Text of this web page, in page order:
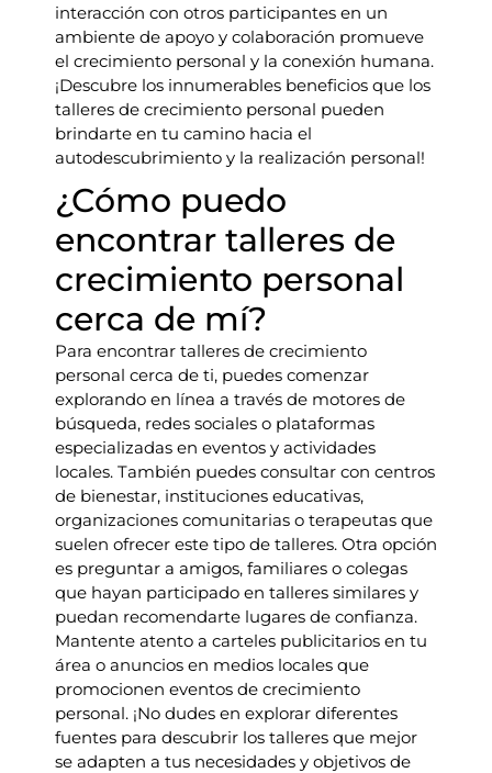
interacción con otros participantes en un
ambiente de apoyo y colaboración promueve
el crecimiento personal y la conexión humana.
¡Descubre los innumerables beneficios que los
talleres de crecimiento personal pueden
brindarte en tu camino hacia el
autodescubrimiento y la realización personal!
¿Cómo puedo
encontrar talleres de
crecimiento personal
cerca de mí?
Para encontrar talleres de crecimiento
personal cerca de ti, puedes comenzar
explorando en línea a través de motores de
búsqueda, redes sociales o plataformas
especializadas en eventos y actividades
locales. También puedes consultar con centros
de bienestar, instituciones educativas,
organizaciones comunitarias o terapeutas que
suelen ofrecer este tipo de talleres. Otra opción
es preguntar a amigos, familiares o colegas
que hayan participado en talleres similares y
puedan recomendarte lugares de confianza.
Mantente atento a carteles publicitarios en tu
área o anuncios en medios locales que
promocionen eventos de crecimiento
personal. ¡No dudes en explorar diferentes
fuentes para descubrir los talleres que mejor
se adapten a tus necesidades y objetivos de